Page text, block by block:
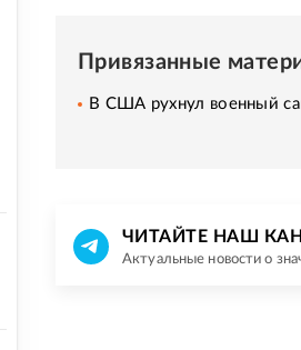
Привязанные
В США рухнул военный
ЧИТАЙТЕ НАШ
Актуальные новости о